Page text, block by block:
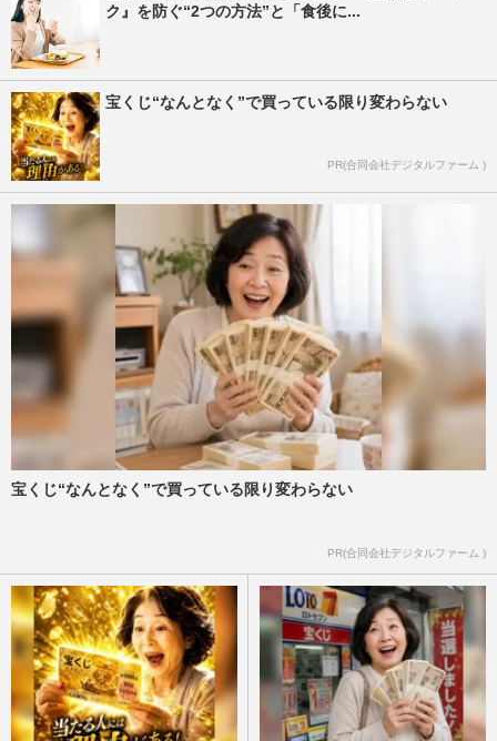
ク』を防ぐ“2つの方法”と「食後に...
宝くじ“なんとなく”で買っている限り変わらない
PR(合同会社デジタルファーム )
宝くじ“なんとなく”で買っている限り変わらない
PR(合同会社デジタルファーム )